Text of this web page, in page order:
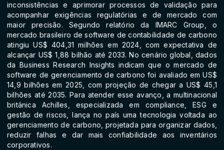
inconsistências e aprimorar processos de validação para
acompanhar exigências regulatórias e de mercado com
maior precisão. Segundo relatório da IMARC Group, o
mercado brasileiro de software de contabilidade de carbono
atingiu US$ 404,31 milhões em 2024, com expectativa de
alcançar US$ 1,88 bilhão até 2033. No cenário global, dados
da Business Research Insights indicam que o mercado de
software de gerenciamento de carbono foi avaliado em US$
14,9 bilhões em 2025, com projeção de chegar a US$ 45,1
bilhões até 2035. Para atender esse avanço, a multinacional
britânica Achilles, especializada em compliance, ESG e
gestão de riscos, lança no país uma tecnologia voltada ao
gerenciamento de carbono, projetada para organizar dados,
reduzir falhas e dar mais confiabilidade aos inventários
corporativos.